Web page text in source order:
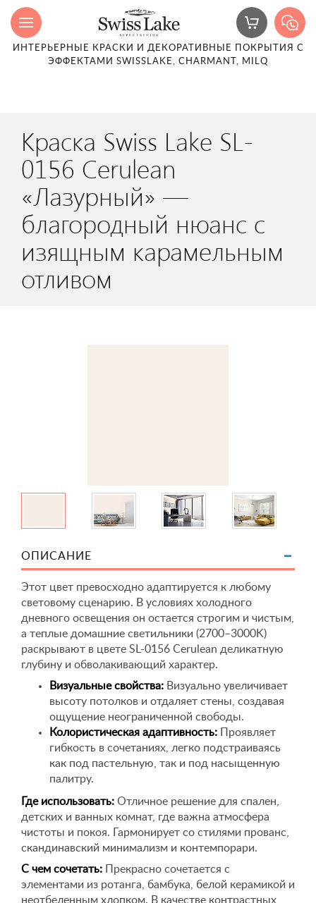
ИНТЕРЬЕРНЫЕ КРАСКИ И ДЕКОРАТИВНЫЕ ПОКРЫТИЯ С
ЭФФЕКТАМИ SWISSLAKE, CHARMANT, MILQ
Краска Swiss Lake SL-
0156 Cerulean
«Лазурный» —
благородный нюанс с
изящным карамельным
отливом
ОПИСАНИЕ
Этот цвет превосходно адаптируется к любому
световому сценарию. В условиях холодного
дневного освещения он остается строгим и чистым,
а теплые домашние светильники (2700–3000K)
раскрывают в цвете SL-0156 Cerulean деликатную
глубину и обволакивающий характер.
Визуальные свойства: Визуально увеличивает
высоту потолков и отдаляет стены, создавая
ощущение неограниченной свободы.
Колористическая адаптивность: Проявляет
гибкость в сочетаниях, легко подстраиваясь
как под пастельную, так и под насыщенную
палитру.
Где использовать: Отличное решение для спален,
детских и ванных комнат, где важна атмосфера
чистоты и покоя. Гармонирует со стилями прованс,
скандинавский минимализм и контемпорари.
С чем сочетать: Прекрасно сочетается с
элементами из ротанга, бамбука, белой керамикой и
неотбеленным хлопком. В качестве контрастных